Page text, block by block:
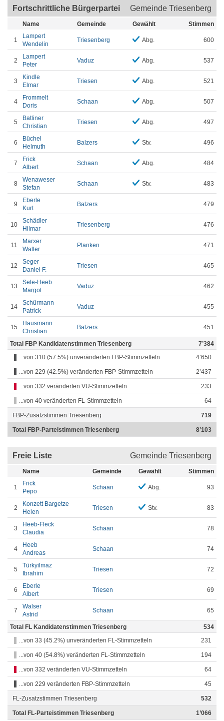
Fortschrittliche Bürgerpartei Gemeinde Triesenberg
Name Gemeinde Gewählt Stimmen
1
Lampert
Wendelin
Triesenberg Abg. 600
2
Lampert
Peter
Vaduz Abg. 537
3
Kindle
Elmar
Triesen Abg. 521
4
Frommelt
Doris
Schaan Abg. 507
5
Batliner
Christian
Triesen Abg. 497
6
Büchel
Helmuth
Balzers Stv. 496
7
Frick
Albert
Schaan Abg. 484
8
Wenaweser
Stefan
Schaan Stv. 483
9
Eberle
Kurt
Balzers 479
10
Schädler
Hilmar
Triesenberg 476
11
Marxer
Walter
Planken 471
12
Seger
Daniel F.
Triesen 465
13
Sele-Heeb
Margot
Vaduz 462
14
Schürmann
Patrick
Vaduz 455
15
Hausmann
Christian
Balzers 451
Total FBP Kandidatenstimmen Triesenberg
7’384
...von 310 (57.5%) unveränderten FBP-Stimmzetteln
4’650
...von 229 (42.5%) veränderten FBP-Stimmzetteln 2’437
...von 332 veränderten VU-Stimmzetteln 233
...von 40 veränderten FL-Stimmzetteln 64
FBP-Zusatzstimmen Triesenberg 719
Total FBP-Parteistimmen Triesenberg 8’103
Freie Liste Gemeinde Triesenberg
Name Gemeinde Gewählt Stimmen
1
Frick
Pepo
Schaan Abg. 93
2
Konzett Bargetze
Helen
Triesen Stv. 83
3
Heeb-Fleck
Claudia
Schaan 78
4
Heeb
Andreas
Schaan 74
5
Türkyilmaz
Ibrahim
Triesen 72
6
Eberle
Albert
Triesen 69
7
Walser
Astrid
Schaan 65
Total FL Kandidatenstimmen Triesenberg
534
...von 33 (45.2%) unveränderten FL-Stimmzetteln
231
...von 40 (54.8%) veränderten FL-Stimmzetteln 194
...von 332 veränderten VU-Stimmzetteln 64
...von 229 veränderten FBP-Stimmzetteln 45
FL-Zusatzstimmen Triesenberg 532
Total FL-Parteistimmen Triesenberg 1’066